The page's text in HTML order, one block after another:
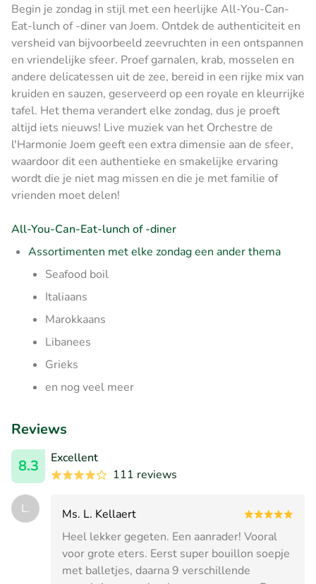
Begin je zondag in stijl met een heerlijke All-You-Can-
Eat-lunch of -diner van Joem. Ontdek de authenticiteit en
versheid van bijvoorbeeld zeevruchten in een ontspannen
en vriendelijke sfeer. Proef garnalen, krab, mosselen en
andere delicatessen uit de zee, bereid in een rijke mix van
kruiden en sauzen, geserveerd op een royale en kleurrijke
tafel. Het thema verandert elke zondag, dus je proeft
altijd iets nieuws! Live muziek van het Orchestre de
l'Harmonie Joem geeft een extra dimensie aan de sfeer,
waardoor dit een authentieke en smakelijke ervaring
wordt die je niet mag missen en die je met familie of
vrienden moet delen!
All-You-Can-Eat-lunch of -diner
Assortimenten met elke zondag een ander thema
Seafood boil
Italiaans
Marokkaans
Libanees
Grieks
en nog veel meer
Reviews
8.3
Excellent
111 reviews
L.
Ms. L. Kellaert
Heel lekker gegeten. Een aanrader! Vooral
voor grote eters. Eerst super bouillon soepje
met balletjes, daarna 9 verschillende